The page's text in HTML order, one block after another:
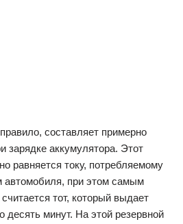
составляет примерно
зарядке аккумулятора. Этот
равняется току, потребляемому
автомобиля, при этом самым
тот, который выдает
десять минут. На этой резервной